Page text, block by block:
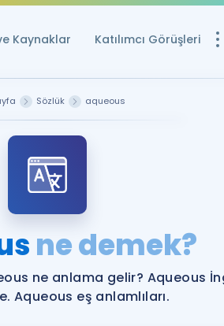
Kaynaklar Katılımcı Görüşleri
YDS ve YÖKDİL
Rehberlik Aracı
YDS ve YÖKDİL'e
Sözlük aqueous
ne demek?
ne anlama gelir? Aqueous
Aqueous eş anlamlıları.